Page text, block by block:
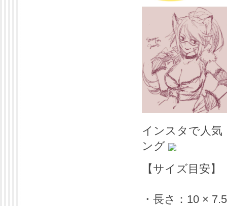
インスタで人気
ング
【サイズ目安】
・長さ：10 ×